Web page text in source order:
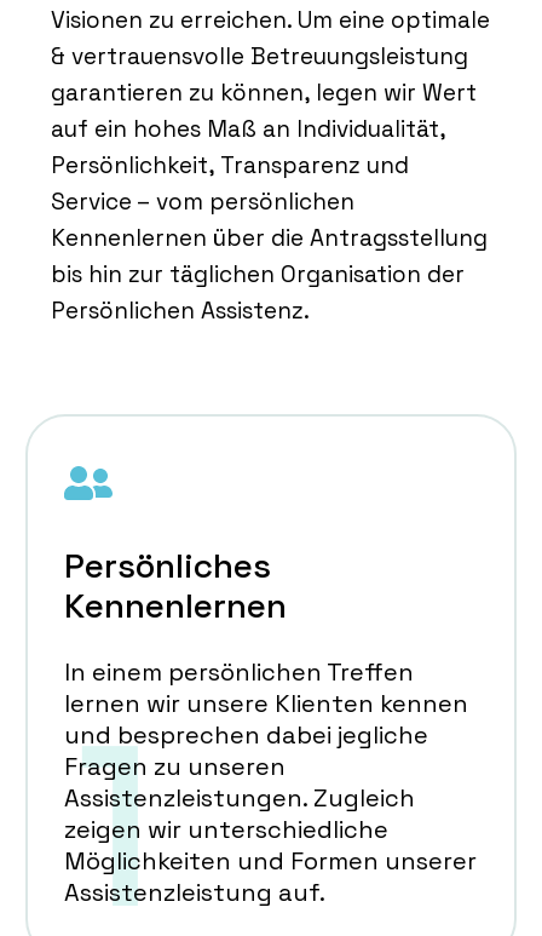
Visionen zu erreichen. Um eine optimale
& vertrauensvolle Betreuungsleistung
garantieren zu können, legen wir Wert
auf ein hohes Maß an Individualität,
Persönlichkeit, Transparenz und
Service – vom persönlichen
Kennenlernen über die Antragsstellung
bis hin zur täglichen Organisation der
Persönlichen Assistenz.
Persönliches
Kennenlernen
In einem persönlichen Treffen
lernen wir unsere Klienten kennen
und besprechen dabei jegliche
Fragen zu unseren
Assistenzleistungen. Zugleich
zeigen wir unterschiedliche
Möglichkeiten und Formen unserer
Assistenzleistung auf.